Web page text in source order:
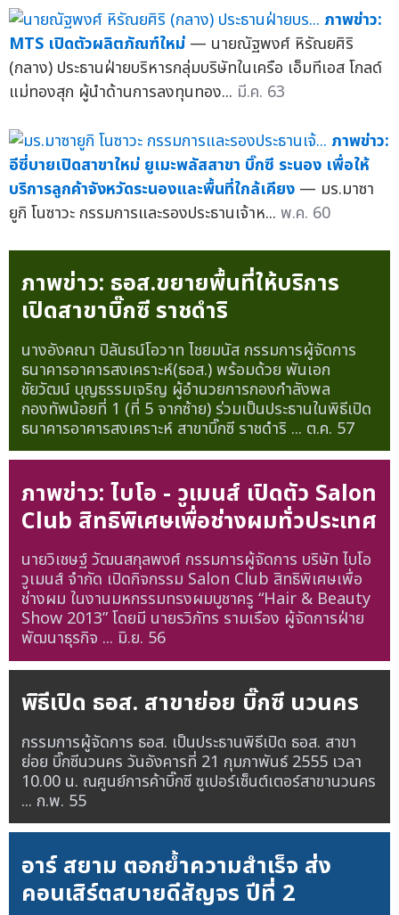
ภาพข่าว:
MTS เปิดตัวผลิตภัณฑ์ใหม่ — นายณัฐพงศ์ หิรัณยศิริ
(กลาง) ประธานฝ่ายบริหารกลุ่มบริษัทในเครือ เอ็มทีเอส โกลด์
แม่ทองสุก ผู้นำด้านการลงทุนทอง... มี.ค. 63
ภาพข่าว:
อีซี่บายเปิดสาขาใหม่ ยูเมะพลัสสาขา บิ๊กซี ระนอง เพื่อให้
บริการลูกค้าจังหวัดระนองและพื้นที่ใกล้เคียง — มร.มาซา
ยูกิ โนซาวะ กรรมการและรองประธานเจ้าห... พ.ค. 60
ภาพข่าว: ธอส.ขยายพื้นที่ให้บริการ
เปิดสาขาบิ๊กซี ราชดำริ
นางอังคณา ปิลันธน์โอวาท ไชยมนัส กรรมการผู้จัดการ
ธนาคารอาคารสงเคราะห์(ธอส.) พร้อมด้วย พันเอก
ชัยวัฒน์ บุญธรรมเจริญ ผู้อำนวยการกองกำลังพล
กองทัพน้อยที่ 1 (ที่ 5 จากซ้าย) ร่วมเป็นประธานในพิธีเปิด
ธนาคารอาคารสงเคราะห์ สาขาบิ๊กซี ราชดำริ ... ต.ค. 57
ภาพข่าว: ไบโอ - วูเมนส์ เปิดตัว Salon
Club สิทธิพิเศษเพื่อช่างผมทั่วประเทศ
นายวิเชษฐ์ วัฒนสกุลพงศ์ กรรมการผู้จัดการ บริษัท ไบโอ
วูเมนส์ จำกัด เปิดกิจกรรม Salon Club สิทธิพิเศษเพื่อ
ช่างผม ในงานมหกรรมทรงผมบูชาครู “Hair & Beauty
Show 2013” โดยมี นายรวิภัทร รามเรือง ผู้จัดการฝ่าย
พัฒนาธุรกิจ ... มิ.ย. 56
พิธีเปิด ธอส. สาขาย่อย บิ๊กซี นวนคร
กรรมการผู้จัดการ ธอส. เป็นประธานพิธีเปิด ธอส. สาขา
ย่อย บิ๊กซีนวนคร วันอังคารที่ 21 กุมภาพันธ์ 2555 เวลา
10.00 น. ณศูนย์การค้าบิ๊กซี ซูเปอร์เซ็นต์เตอร์สาขานวนคร
... ก.พ. 55
อาร์ สยาม ตอกย้ำความสำเร็จ ส่ง
คอนเสิร์ตสบายดีสัญจร ปีที่ 2